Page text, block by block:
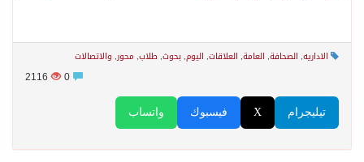
الاداريه, الصحافة, العامة, العلاقات, اليوم, بحوث, طلاب, محور, والاتصالات
2116
واتساب فيسبوك X تيليجرام